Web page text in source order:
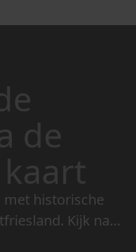
de
met historische
Kijk naar